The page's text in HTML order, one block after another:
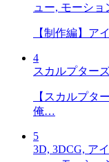
ュー, モーシ
【制作編】ア
4
スカルプター
【スカルプタ
俺…
5
3D, 3DCG, ア